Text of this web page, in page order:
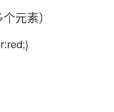
元素）